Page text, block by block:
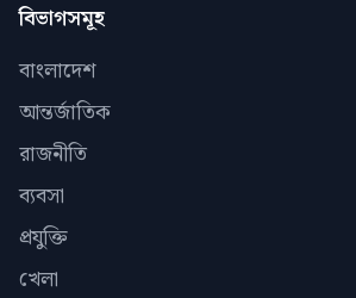
বিভাগসমূহ
বাংলাদেশ
আন্তর্জাতিক
রাজনীতি
ব্যবসা
প্রযুক্তি
খেলা